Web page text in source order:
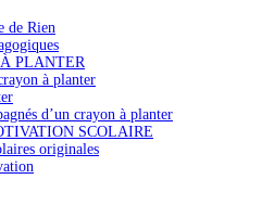
de Rien
PLANTER
à planter
d’un crayon à planter
SCOLAIRE
originales